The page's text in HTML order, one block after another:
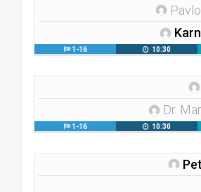
1-16 10:30
Dr.
1-16 10:30